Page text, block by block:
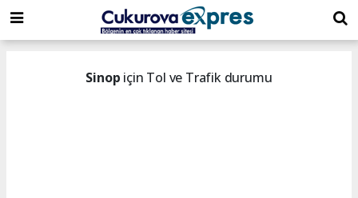
dini
chat
islami
chat
islami
sohbetler
Sinop için Tol ve Trafik durumu